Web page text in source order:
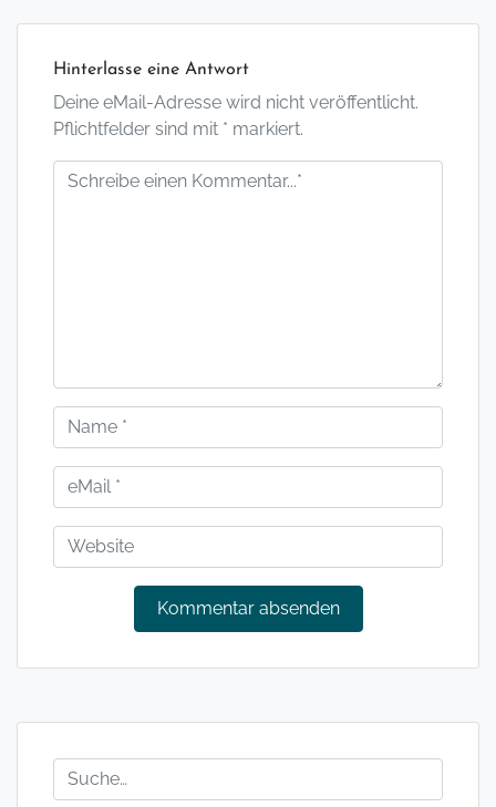
Hinterlasse eine Antwort
Deine eMail-Adresse wird nicht veröffentlicht.
Pflichtfelder sind mit * markiert.